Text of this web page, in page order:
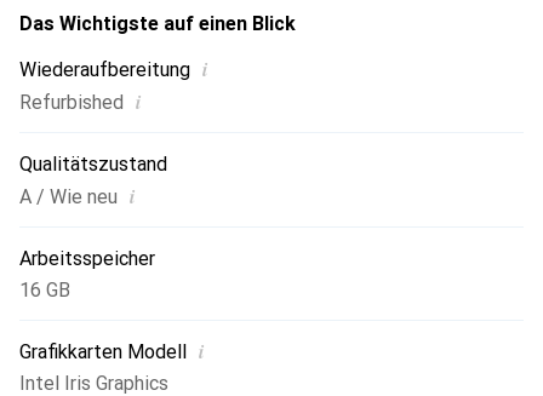
Das Wichtigste auf einen Blick
Wiederaufbereitung i
Refurbished i
Qualitätszustand
A / Wie neu i
Arbeitsspeicher
16 GB
Grafikkarten Modell i
Intel Iris Graphics